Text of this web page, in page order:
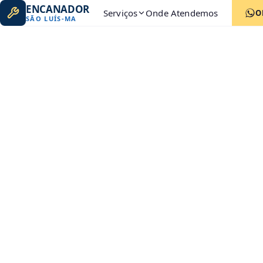
ENCANADOR
SÃO LUÍS-MA Serviços Onde Atendemos